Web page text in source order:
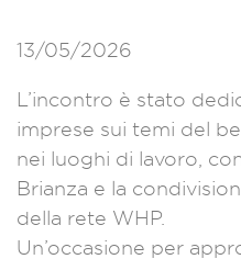
13/05/2026
L’incontro è stato
imprese sui temi del
nei luoghi di lavoro,
Brianza e la
della rete WHP.
Un’occasione per